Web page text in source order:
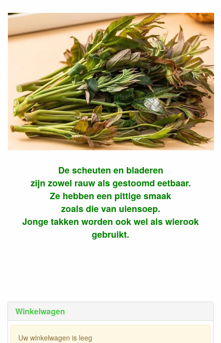
Winkelwagen
Uw winkelwagen is leeg
De scheuten en bladeren
zijn zowel rauw als gestoomd eetbaar.
Ze hebben een pittige smaak
zoals die van uiensoep.
Jonge takken worden ook wel als wierook
gebruikt.